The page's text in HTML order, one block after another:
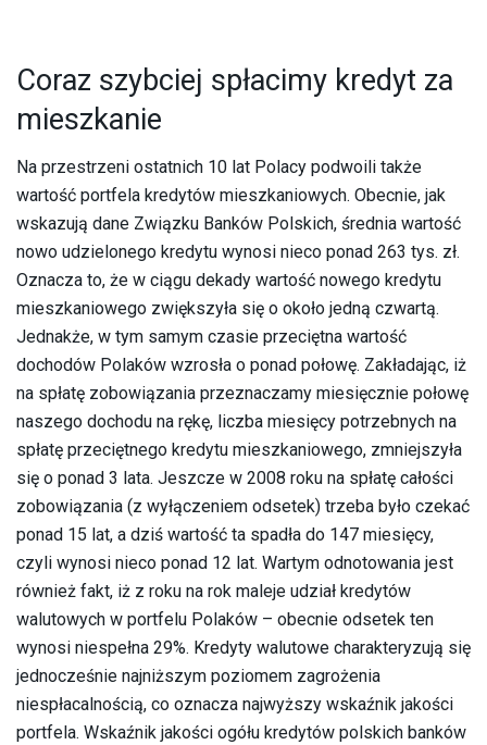
Coraz szybciej spłacimy kredyt za
mieszkanie
Na przestrzeni ostatnich 10 lat Polacy podwoili także
wartość portfela kredytów mieszkaniowych. Obecnie, jak
wskazują dane Związku Banków Polskich, średnia wartość
nowo udzielonego kredytu wynosi nieco ponad 263 tys. zł.
Oznacza to, że w ciągu dekady wartość nowego kredytu
mieszkaniowego zwiększyła się o około jedną czwartą.
Jednakże, w tym samym czasie przeciętna wartość
dochodów Polaków wzrosła o ponad połowę. Zakładając, iż
na spłatę zobowiązania przeznaczamy miesięcznie połowę
naszego dochodu na rękę, liczba miesięcy potrzebnych na
spłatę przeciętnego kredytu mieszkaniowego, zmniejszyła
się o ponad 3 lata. Jeszcze w 2008 roku na spłatę całości
zobowiązania (z wyłączeniem odsetek) trzeba było czekać
ponad 15 lat, a dziś wartość ta spadła do 147 miesięcy,
czyli wynosi nieco ponad 12 lat. Wartym odnotowania jest
również fakt, iż z roku na rok maleje udział kredytów
walutowych w portfelu Polaków – obecnie odsetek ten
wynosi niespełna 29%. Kredyty walutowe charakteryzują się
jednocześnie najniższym poziomem zagrożenia
niespłacalnością, co oznacza najwyższy wskaźnik jakości
portfela. Wskaźnik jakości ogółu kredytów polskich banków